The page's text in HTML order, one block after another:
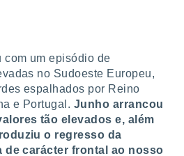
com um episódio de
no Sudoeste Europeu,
espalhados por Reino
e Portugal. Junho arrancou
tão elevados e, além
o regresso da
de carácter frontal ao nosso